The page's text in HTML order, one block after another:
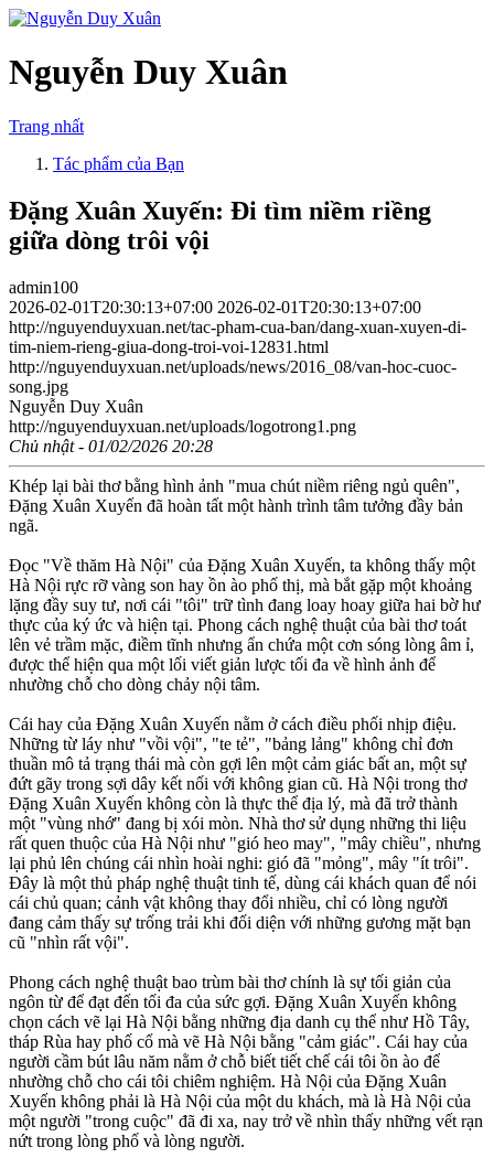
Nguyễn Duy Xuân
Trang nhất
Tác phẩm của Bạn
Đặng Xuân Xuyến: Đi tìm niềm riềng
giữa dòng trôi vội
admin100
2026-02-01T20:30:13+07:00 2026-02-01T20:30:13+07:00
http://nguyenduyxuan.net/tac-pham-cua-ban/dang-xuan-xuyen-di-
tim-niem-rieng-giua-dong-troi-voi-12831.html
http://nguyenduyxuan.net/uploads/news/2016_08/van-hoc-cuoc-
song.jpg
Nguyễn Duy Xuân
http://nguyenduyxuan.net/uploads/logotrong1.png
Chủ nhật - 01/02/2026 20:28
Khép lại bài thơ bằng hình ảnh "mua chút niềm riêng ngủ quên",
Đặng Xuân Xuyến đã hoàn tất một hành trình tâm tưởng đầy bản
ngã.
Đọc "Về thăm Hà Nội" của Đặng Xuân Xuyến, ta không thấy một
Hà Nội rực rỡ vàng son hay ồn ào phố thị, mà bắt gặp một khoảng
lặng đầy suy tư, nơi cái "tôi" trữ tình đang loay hoay giữa hai bờ hư
thực của ký ức và hiện tại. Phong cách nghệ thuật của bài thơ toát
lên vẻ trầm mặc, điềm tĩnh nhưng ẩn chứa một cơn sóng lòng âm ỉ,
được thể hiện qua một lối viết giản lược tối đa về hình ảnh để
nhường chỗ cho dòng chảy nội tâm.
Cái hay của Đặng Xuân Xuyến nằm ở cách điều phối nhịp điệu.
Những từ láy như "vồi vội", "te tẻ", "bảng lảng" không chỉ đơn
thuần mô tả trạng thái mà còn gợi lên một cảm giác bất an, một sự
đứt gãy trong sợi dây kết nối với không gian cũ. Hà Nội trong thơ
Đặng Xuân Xuyến không còn là thực thể địa lý, mà đã trở thành
một "vùng nhớ" đang bị xói mòn. Nhà thơ sử dụng những thi liệu
rất quen thuộc của Hà Nội như "gió heo may", "mây chiều", nhưng
lại phủ lên chúng cái nhìn hoài nghi: gió đã "mỏng", mây "ít trôi".
Đây là một thủ pháp nghệ thuật tinh tế, dùng cái khách quan để nói
cái chủ quan; cảnh vật không thay đổi nhiều, chỉ có lòng người
đang cảm thấy sự trống trải khi đối diện với những gương mặt bạn
cũ "nhìn rất vội".
Phong cách nghệ thuật bao trùm bài thơ chính là sự tối giản của
ngôn từ để đạt đến tối đa của sức gợi. Đặng Xuân Xuyến không
chọn cách vẽ lại Hà Nội bằng những địa danh cụ thể như Hồ Tây,
tháp Rùa hay phố cổ mà vẽ Hà Nội bằng "cảm giác". Cái hay của
người cầm bút lâu năm nằm ở chỗ biết tiết chế cái tôi ồn ào để
nhường chỗ cho cái tôi chiêm nghiệm. Hà Nội của Đặng Xuân
Xuyến không phải là Hà Nội của một du khách, mà là Hà Nội của
một người "trong cuộc" đã đi xa, nay trở về nhìn thấy những vết rạn
nứt trong lòng phố và lòng người.